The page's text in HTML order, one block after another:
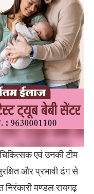
एवं उनकी टीम
और प्रभावी ढंग से
निरंकारी मण्डल रायगढ़